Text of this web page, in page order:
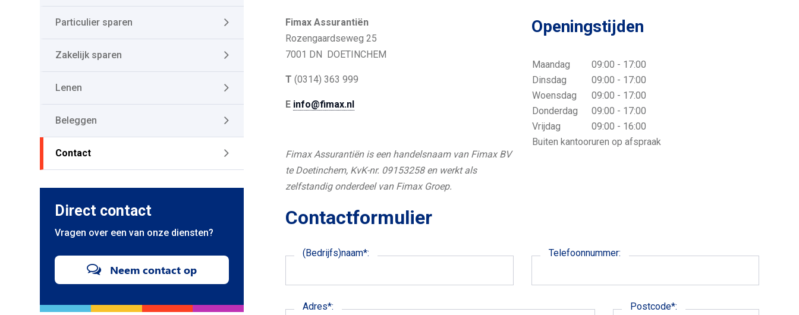
Fimax Assurantiën
Rozengaardseweg 25
7001 DN DOETINCHEM
T (0314) 363 999
E info@fimax.nl
Fimax Assurantiën is een handelsnaam van Fimax BV
te Doetinchem, KvK-nr. 09153258 en werkt als
zelfstandig onderdeel van Fimax Groep.
Openingstijden
Maandag
09:00 - 17:00
Dinsdag
09:00 - 17:00
Woensdag
09:00 - 17:00
Donderdag
09:00 - 17:00
Vrijdag
09:00 - 16:00
Buiten kantooruren op afspraak
Contactformulier
(Bedrijfs)naam*: Telefoonnummer:
Adres*: Postcode*:
Particulier sparen
Zakelijk sparen
Lenen
Beleggen
Contact
Direct contact
Vragen over een van onze diensten?
Neem contact op